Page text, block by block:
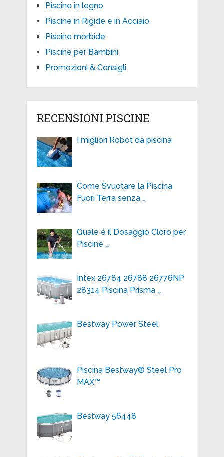
Piscine in legno
Piscine in Rigide e in Acciaio
Piscine morbide
Piscine per Bambini
Promozioni & Consigli
RECENSIONI PISCINE
I migliori Robot da piscina
Come Svuotare la Piscina
Fuori Terra senza …
Quale è il Dosaggio Cloro per
Piscine …
Intex 26784 26788 26776NP
28314 Piscina Prisma …
Bestway Power Steel
Piscina Bestway® Steel Pro
MAX™
Bestway 56448